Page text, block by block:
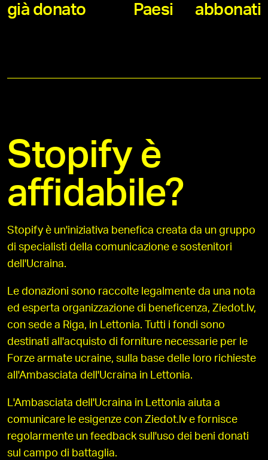
già donato Paesi abbonati
Stopify è
affidabile?
Stopify è un'iniziativa benefica creata da un gruppo
di specialisti della comunicazione e sostenitori
dell'Ucraina.
Le donazioni sono raccolte legalmente da una nota
ed esperta organizzazione di beneficenza, Ziedot.lv,
con sede a Riga, in Lettonia. Tutti i fondi sono
destinati all'acquisto di forniture necessarie per le
Forze armate ucraine, sulla base delle loro richieste
all'Ambasciata dell'Ucraina in Lettonia.
L'Ambasciata dell'Ucraina in Lettonia aiuta a
comunicare le esigenze con Ziedot.lv e fornisce
regolarmente un feedback sull'uso dei beni donati
sul campo di battaglia.